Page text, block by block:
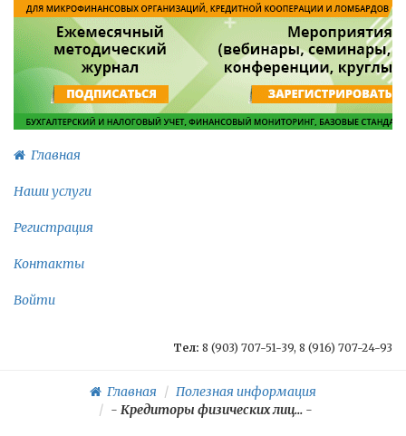
Главная
Наши услуги
Регистрация
Контакты
Войти
Тел: 8 (903) 707-51-39, 8 (916) 707-24-93
Главная
Полезная информация
- Кредиторы физических лиц...-